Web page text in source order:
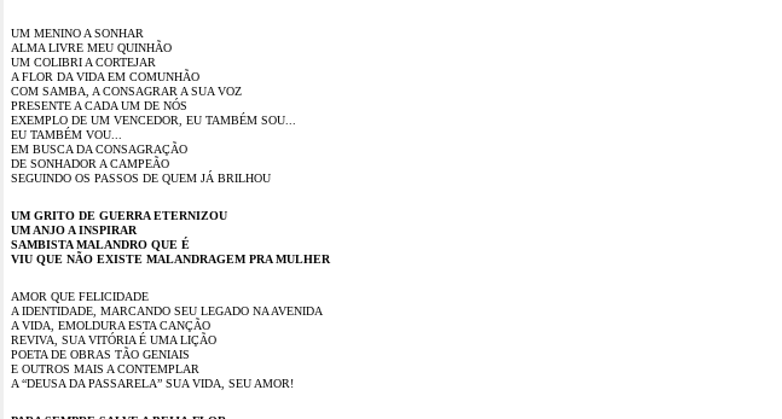
UM MENINO A SONHAR
ALMA LIVRE MEU QUINHÃO
UM COLIBRI A CORTEJAR
A FLOR DA VIDA EM COMUNHÃO
COM SAMBA, A CONSAGRAR A SUA VOZ
PRESENTE A CADA UM DE NÓS
EXEMPLO DE UM VENCEDOR, EU TAMBÉM SOU...
EU TAMBÉM VOU...
EM BUSCA DA CONSAGRAÇÃO
DE SONHADOR A CAMPEÃO
SEGUINDO OS PASSOS DE QUEM JÁ BRILHOU
UM GRITO DE GUERRA ETERNIZOU
UM ANJO A INSPIRAR
SAMBISTA MALANDRO QUE É
VIU QUE NÃO EXISTE MALANDRAGEM PRA MULHER
AMOR QUE FELICIDADE
A IDENTIDADE, MARCANDO SEU LEGADO NA AVENIDA
A VIDA, EMOLDURA ESTA CANÇÃO
REVIVA, SUA VITÓRIA É UMA LIÇÃO
POETA DE OBRAS TÃO GENIAIS
E OUTROS MAIS A CONTEMPLAR
A “DEUSA DA PASSARELA” SUA VIDA, SEU AMOR!